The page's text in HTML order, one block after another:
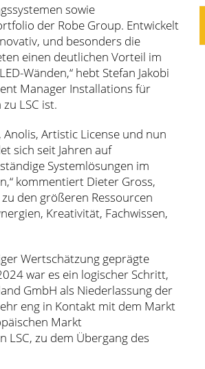
sowie
der Robe Group. Entwickelt
und besonders die
einen deutlichen Vorteil im
Wänden,“ hebt Stefan Jakobi
Manager Installations für
LSC ist.
Artistic License und nun
sich seit Jahren auf
Systemlösungen im
kommentiert Dieter Gross,
den größeren Ressourcen
Kreativität, Fachwissen,
Wertschätzung geprägte
war es ein logischer Schritt,
GmbH als Niederlassung der
eng in Kontakt mit dem Markt
Markt
LSC, zu dem Übergang des